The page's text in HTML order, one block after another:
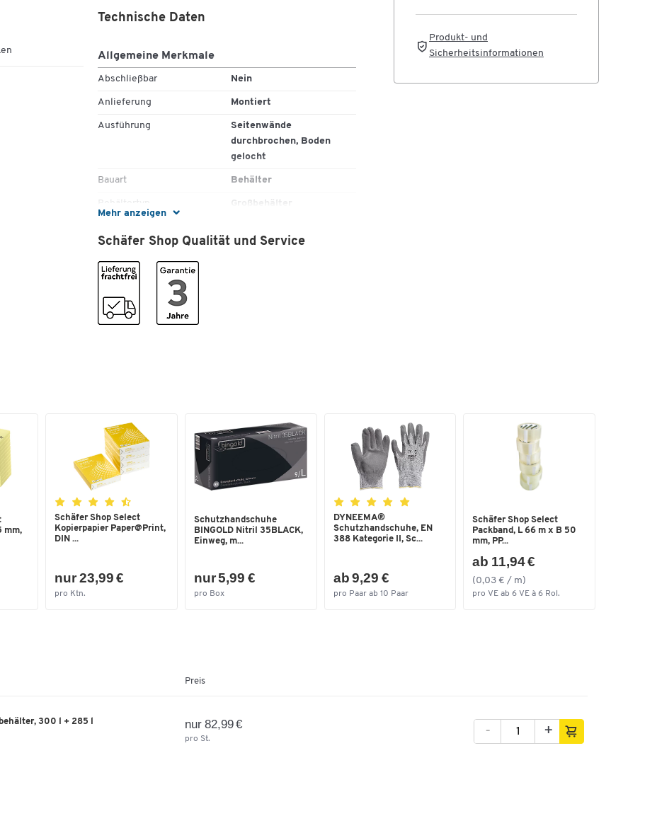
Innenmaße*: L 930 x B 590 x H 510 mm
Material: Polyethylen
Temperaturbeständig von -40° C bis +60° C
Mehr anzeigen
Technische Daten
Allgemeine Merkmale
Abschließbar Nein
Anlieferung Montiert
Ausführung
Seitenwände
durchbrochen, Boden
gelocht
Bauart Behälter
Behältertyp Großbehälter
Bockrollen
Bodenkonstruktion
Einfahrbreite Längsseite
[mm]
Faltbar
Garantie [Jahre] 3
Gefahrstoffgeeignet
Griff Ja
700
Innenbreite [mm] 590
Rollenbahngeeignet Nein
Schäfer Shop Qualität und Service
Produkt- und
Sicherheitsinformationen
mm,
Schäfer Shop Select
Kopierpapier Paper@Print,
DIN ...
nur 23,99 €
pro Ktn.
Schutzhandschuhe
BINGOLD Nitril 35BLACK,
Einweg, m...
nur 5,99 €
pro Box
DYNEEMA®
Schutzhandschuhe, EN
388 Kategorie II, Sc...
ab 9,29 €
pro Paar ab 10 Paar
Schäfer Shop Select
Packband, L 66 m x B 50
mm, PP...
ab 11,94 €
(0,03 € / m)
pro VE ab 6 VE à 6 Rol.
Preis
300 l + 285 l nur 82,99 €
pro St.
- +